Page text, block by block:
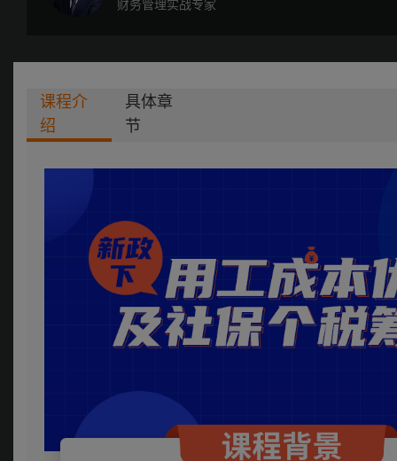
财务管理实战专家
课程介
绍
具体章
节